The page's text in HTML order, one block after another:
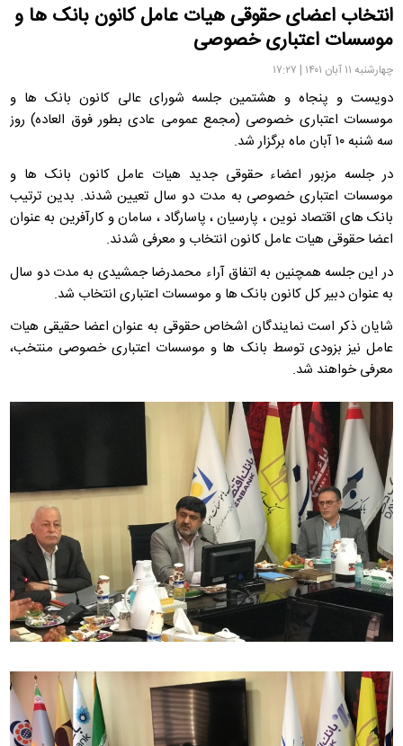
انتخاب اعضای حقوقی هیات عامل کانون بانک ها و
موسسات اعتباری خصوصی
چهارشنبه ۱۱ آبان ۱۴۰۱ | ۱۷:۲۷
دویست و پنجاه و هشتمین جلسه شورای‌ عالی کانون بانک ها و
موسسات اعتباری خصوصی (مجمع عمومی عادی بطور فوق العاده) روز
سه شنبه ۱۰ آبان ماه برگزار شد.
در جلسه مزبور اعضاء حقوقی جدید هیات عامل کانون بانک ها و
موسسات اعتباری خصوصی به مدت دو سال تعیین شدند. بدین ترتیب
بانک های اقتصاد نوین ، پارسیان ، پاسارگاد ، سامان و کارآفرین به عنوان
اعضا حقوقی هیات عامل کانون انتخاب و معرفی شدند.
در این جلسه همچنین به اتفاق آراء محمدرضا جمشیدی به مدت دو سال
به عنوان دبیر کل کانون بانک ها و موسسات اعتباری انتخاب شد.
شایان ذکر است نمایندگان اشخاص حقوقی به عنوان اعضا حقیقی هیات
عامل نیز بزودی توسط بانک ها و موسسات اعتباری خصوصی منتخب،
معرفی خواهند شد.